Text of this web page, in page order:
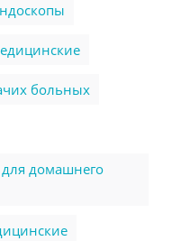
больных
домашнего